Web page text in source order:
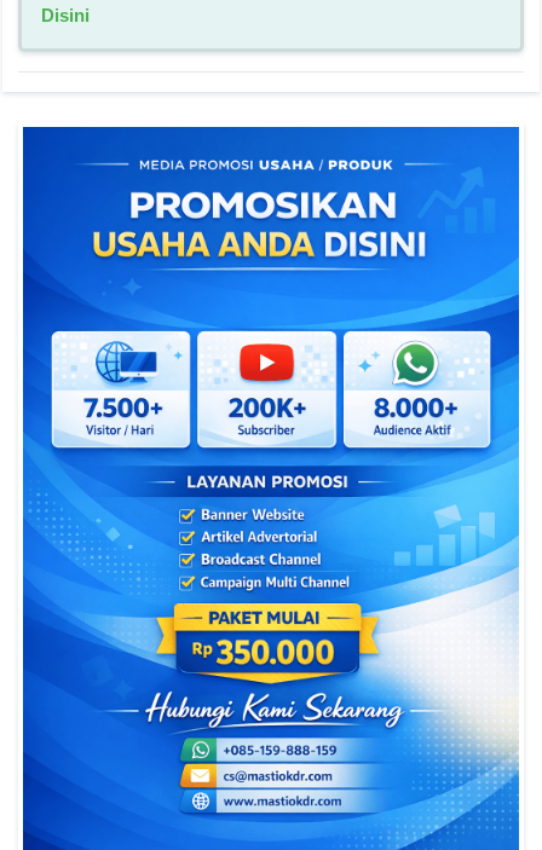
Disini